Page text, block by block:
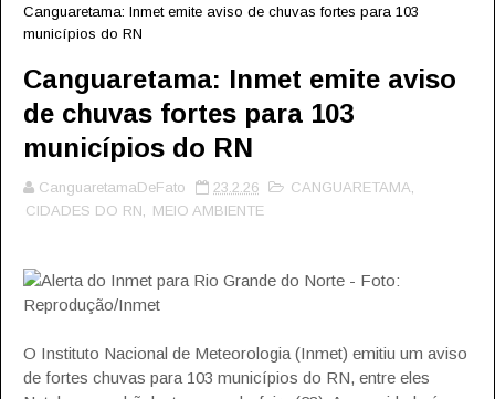
Canguaretama: Inmet emite aviso de chuvas fortes para 103
municípios do RN
Canguaretama: Inmet emite aviso
de chuvas fortes para 103
municípios do RN
CanguaretamaDeFato 23.2.26 CANGUARETAMA,
CIDADES DO RN, MEIO AMBIENTE
Alerta do Inmet para Rio Grande do Norte - Foto:
Reprodução/Inmet
O Instituto Nacional de Meteorologia (Inmet) emitiu um aviso
de fortes chuvas para 103 municípios do RN, entre eles